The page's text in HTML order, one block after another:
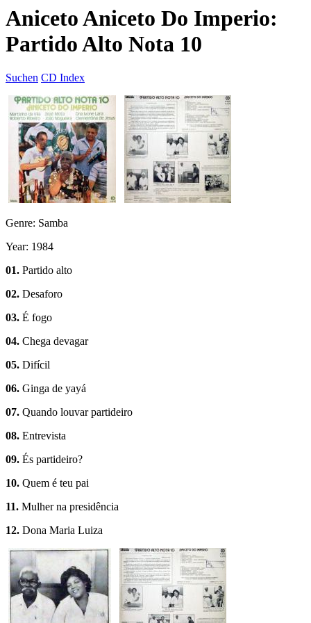
Aniceto Aniceto Do Imperio:
Partido Alto Nota 10
Suchen CD Index
Genre: Samba
Year: 1984
01. Partido alto
02. Desaforo
03. É fogo
04. Chega devagar
05. Difícil
06. Ginga de yayá
07. Quando louvar partideiro
08. Entrevista
09. És partideiro?
10. Quem é teu pai
11. Mulher na presidência
12. Dona Maria Luiza